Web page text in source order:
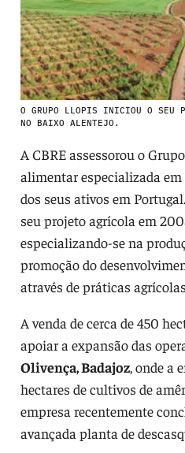
O GRUPO LLOPIS INICIOU O SEU
NO BAIXO ALENTEJO.
A CBRE assessorou o
alimentar especializada em
dos seus ativos em
seu projeto agrícola em
especializando-se na
promoção do
através de práticas
A venda de cerca de 450
apoiar a expansão das
Olivença, Badajoz, onde a
hectares de cultivos de
empresa recentemente
avançada planta de